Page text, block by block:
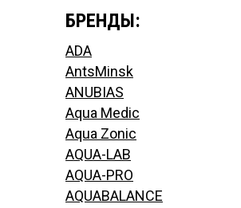
БРЕНДЫ:
ADA
AntsMinsk
ANUBIAS
Aqua Medic
Aqua Zonic
AQUA-LAB
AQUA-PRO
AQUABALANCE